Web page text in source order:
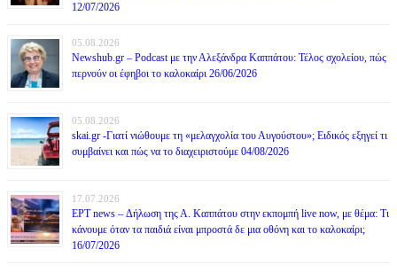
12/07/2026
05.08.2026
Newshub.gr – Podcast με την Αλεξάνδρα Καππάτου: Τέλος σχολείου, πώς
περνούν οι έφηβοι το καλοκαίρι 26/06/2026
05.08.2026
skai.gr -Γιατί νιώθουμε τη «μελαγχολία του Αυγούστου»; Ειδικός εξηγεί τι
συμβαίνει και πώς να το διαχειριστούμε 04/08/2026
17.07.2026
ΕΡΤ news – Δήλωση της Α. Καππάτου στην εκπομπή live now, με θέμα: Τι
κάνουμε όταν τα παιδιά είναι μπροστά δε μια οθόνη και το καλοκαίρι;
16/07/2026